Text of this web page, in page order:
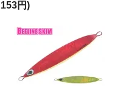
153円)